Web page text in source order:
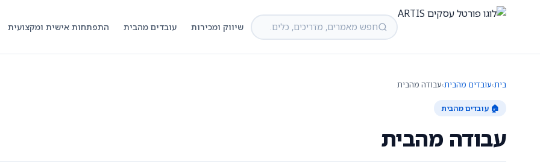
שיווק ומכירות עובדים מהבית התפתחות אישית ומקצועית
בית›עובדים מהבית›עבודה מהבית
🏠 עובדים מהבית
עבודה מהבית